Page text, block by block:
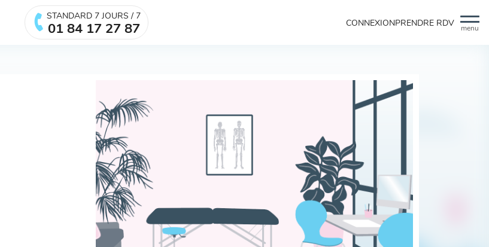
menu
STANDARD 7 JOURS / 7
01 84 17 27 87 CONNEXIONPRENDRE RDV